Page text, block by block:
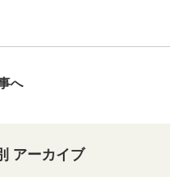
へ
アーカイブ